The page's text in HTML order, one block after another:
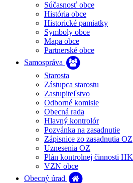
Súčasnosť obce
História obce
Historické pamiatky
Symboly obce
Mapa obce
Partnerské obce
Samospráva
Starosta
Zástupca starostu
Zastupiteľstvo
Odborné komisie
Obecná rada
Hlavný kontrolór
Pozvánka na zasadnutie
Zápisnice zo zasadnutia OZ
Uznesenia OZ
Plán kontrolnej činnosti HK
VZN obce
Obecný úrad